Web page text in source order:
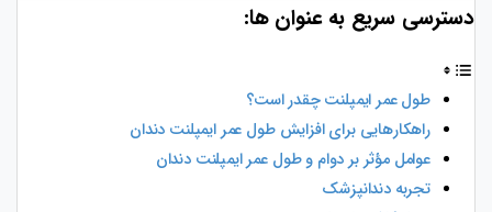
دسترسی سریع به عنوان ها:
طول عمر ایمپلنت چقدر است؟
راهکارهایی برای افزایش طول عمر ایمپلنت دندان
عوامل مؤثر بر دوام و طول عمر ایمپلنت دندان
تجربه دندانپزشک